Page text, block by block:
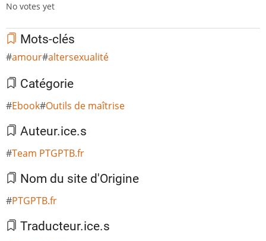
No votes yet
Mots-clés
amour altersexualité
Catégorie
Ebook Outils de maîtrise
Auteur.ice.s
Team PTGPTB.fr
Nom du site d'Origine
PTGPTB.fr
Traducteur.ice.s